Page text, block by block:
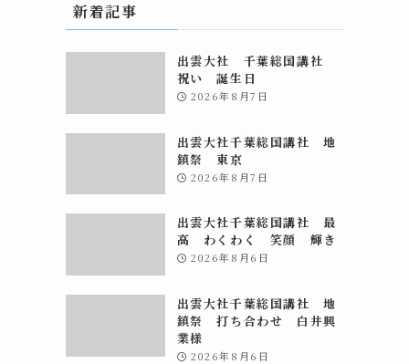
新着記事
出雲大社 千葉総国講社
祝い 誕生日
2026年8月7日
出雲大社千葉総国講社 地
鎮祭 東京
2026年8月7日
出雲大社千葉総国講社 最
高 わくわく 笑顔 輝き
2026年8月6日
出雲大社千葉総国講社 地
鎮祭 打ち合わせ 白井興
業様
2026年8月6日